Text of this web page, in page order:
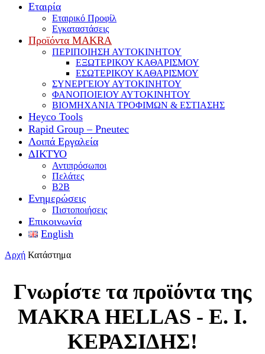
Εταιρία
Εταιρικό Προφίλ
Εγκαταστάσεις
Προϊόντα MAKRA
ΠΕΡΙΠΟΙΗΣΗ ΑΥΤΟΚΙΝΗΤΟΥ
ΕΞΩΤΕΡΙΚΟΥ ΚΑΘΑΡΙΣΜΟΥ
ΕΣΩΤΕΡΙΚΟΥ ΚΑΘΑΡΙΣΜΟΥ
ΣΥΝΕΡΓΕΙΟΥ ΑΥΤΟΚΙΝΗΤΟΥ
ΦΑΝΟΠΟΙΕΙΟΥ ΑΥΤΟΚΙΝΗΤΟΥ
ΒΙΟΜΗΧΑΝΙΑ ΤΡΟΦΙΜΩΝ & ΕΣΤΙΑΣΗΣ
Heyco Tools
Rapid Group – Pneutec
Λοιπά Εργαλεία
ΔΙΚΤΥΟ
Αντιπρόσωποι
Πελάτες
B2B
Ενημερώσεις
Πιστοποιήσεις
Επικοινωνία
English
Αρχή Κατάστημα
Γνωρίστε τα προϊόντα της
MAKRA HELLAS - Ε. Ι.
ΚΕΡΑΣΙΔΗΣ!